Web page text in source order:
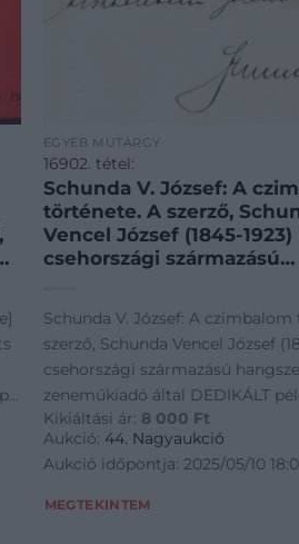
EGYÉB MŰTÁRGY
16902. tétel:
Schunda V. József: A
története. A szerző,
Vencel József (1845-1923)
csehországi származású
ik czimbalom
jubileuma alkalmából írta:
hangyszergyáros cs. és
szóllító a pedálczimbalom
feltalálója. Bp., 1907.,
F., 1 (Schunda V. József
t.+136 p.+3 (kétoldalas
kötés,
Schunda V. József: A
szerző, Schunda Vencel József
csehországi származású
zeneműkiadó által DEDIKÁLT
10.000-ik czimbalom
jubileuma alkalmából írta: - -
hangyszergyáros cs. és kir.
pedálczimbalom feltalálója. Bp.,
Kikiáltási ár: 8 000 Ft
Aukció: 44. Nagyaukció
Aukció időpontja: 2025/05/10
MEGTEKINTEM